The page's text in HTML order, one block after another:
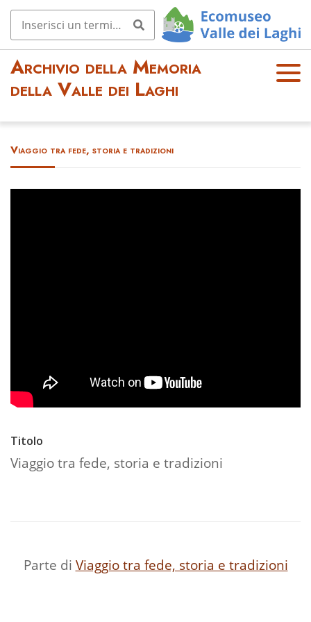
Archivio della Memoria
della Valle dei Laghi
OPE
Viaggio tra fede, storia e tradizioni
Titolo
Viaggio tra fede, storia e tradizioni
Parte di Viaggio tra fede, storia e tradizioni